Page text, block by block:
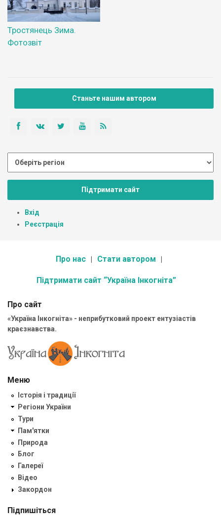
Тростянець Зима.
Фотозвіт
Станьте нашим автором
Підтримати сайт
Вхід
Реєстрація
Про нас Стати автором
Підтримати сайт “Україна Інкогніта”
Про сайт
«Україна Інкогніта» - неприбутковий проект ентузіастів
краєзнавства.
Меню
Історія і традиції
Регіони України
Тури
Пам'ятки
Природа
Блог
Галереї
Відео
Закордон
Підпишіться